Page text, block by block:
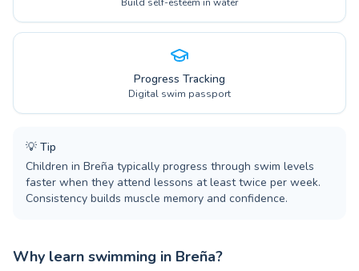
Progress Tracking
Digital swim passport
💡 Tip
Children in Breña typically progress through swim levels
faster when they attend lessons at least twice per week.
Consistency builds muscle memory and confidence.
Why learn swimming in Breña?